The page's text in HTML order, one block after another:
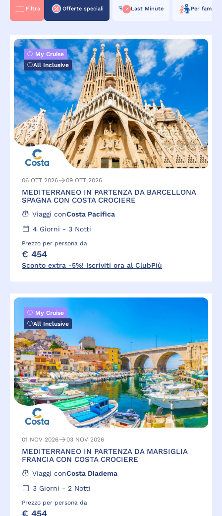
Offerte speciali Last Minute Per famiglie
Filtra
My Cruise
All Inclusive
06 OTT 2026 09 OTT 2026
MEDITERRANEO IN PARTENZA DA BARCELLONA
SPAGNA CON COSTA CROCIERE
Viaggi conCosta Pacifica
4 Giorni - 3Notti
Prezzo per persona da
€ 454
Sconto extra -5%! Iscriviti ora al ClubPiù
My Cruise
All Inclusive
01 NOV 2026 03 NOV 2026
MEDITERRANEO IN PARTENZA DA MARSIGLIA
FRANCIA CON COSTA CROCIERE
Viaggi conCosta Diadema
3Giorni - 2 Notti
Prezzo per persona da
€ 454